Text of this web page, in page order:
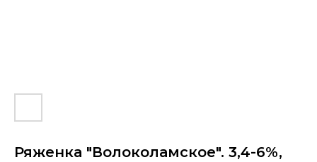
Ряженка "Волоколамское". 3,4-6%,